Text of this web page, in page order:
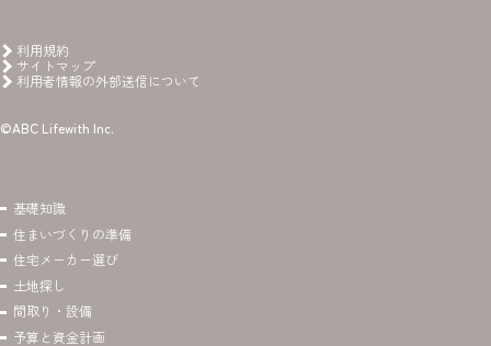
利用規約
サイトマップ
利用者情報の外部送信について
©ABC Lifewith Inc.
基礎知識
住まいづくりの準備
住宅メーカー選び
土地探し
間取り・設備
予算と資金計画